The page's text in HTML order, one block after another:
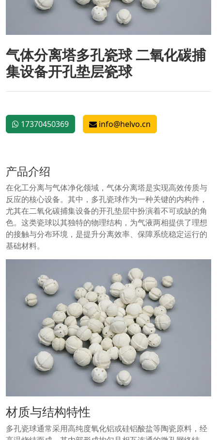
气体分离塔多孔瓷球 二氧化碳捕
集设备开孔垫层瓷球
17370450369 info@helvo.cn
产品介绍
在化工分离与气体净化领域，气体分离塔是实现高效传质与
反应的核心设备。其中，多孔瓷球作为一种关键的内构件，
尤其在二氧化碳捕集设备的开孔垫层中扮演着不可或缺的角
色。这类瓷球以其独特的物理结构，为气液两相提供了理想
的接触与分布环境，是提升分离效率、保障系统稳定运行的
基础材料。
材质与结构特性
多孔瓷球通常采用高纯度氧化铝或硅铝酸盐等陶瓷原料，经